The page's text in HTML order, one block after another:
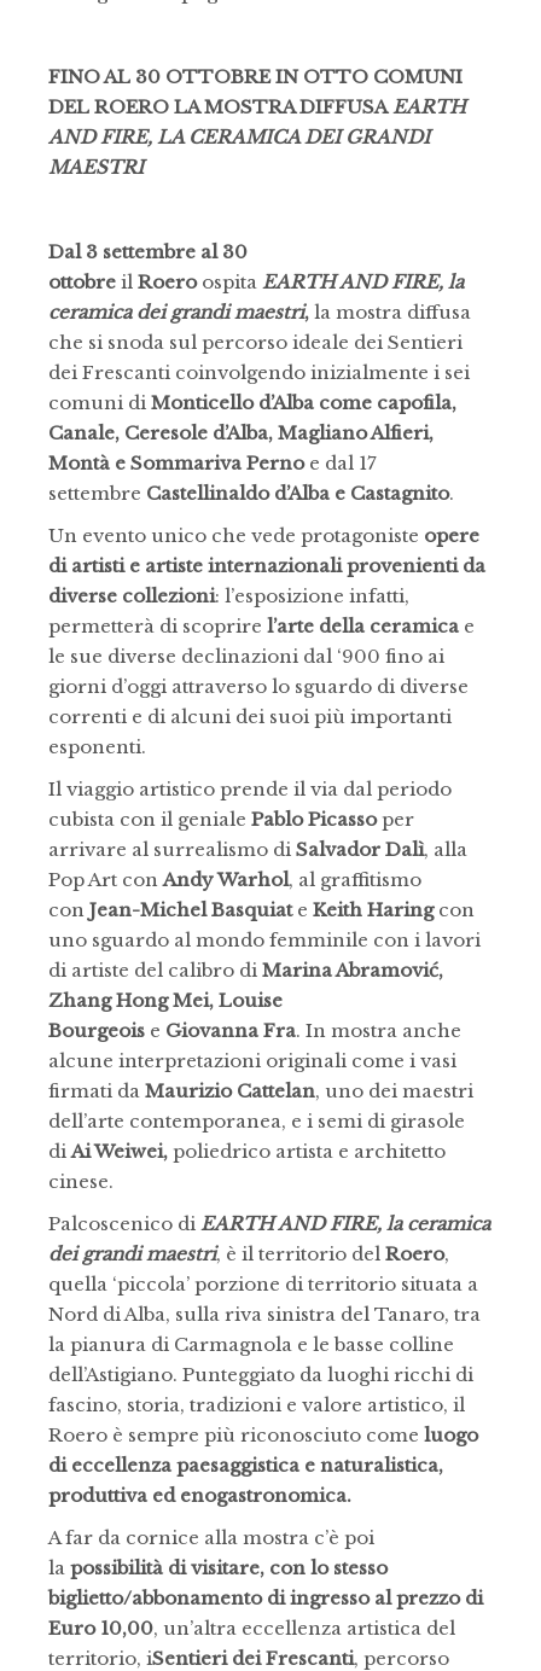
FINO AL 30 OTTOBRE IN OTTO COMUNI
DEL ROERO LA MOSTRA DIFFUSA EARTH
AND FIRE, LA CERAMICA DEI GRANDI
MAESTRI
Dal 3 settembre al 30
ottobre il Roero ospita EARTH AND FIRE, la
ceramica dei grandi maestri, la mostra diffusa
che si snoda sul percorso ideale dei Sentieri
dei Frescanti coinvolgendo inizialmente i sei
comuni di Monticello d’Alba come capofila,
Canale, Ceresole d’Alba, Magliano Alfieri,
Montà e Sommariva Perno e dal 17
settembre Castellinaldo d’Alba e Castagnito.
Un evento unico che vede protagoniste opere
di artisti e artiste internazionali provenienti da
diverse collezioni: l’esposizione infatti,
permetterà di scoprire l’arte della ceramica e
le sue diverse declinazioni dal ‘900 fino ai
giorni d’oggi attraverso lo sguardo di diverse
correnti e di alcuni dei suoi più importanti
esponenti.
Il viaggio artistico prende il via dal periodo
cubista con il geniale Pablo Picassoper
arrivare al surrealismo di Salvador Dalì, alla
Pop Art conAndy Warhol, al graffitismo
con Jean-Michel Basquiat e Keith Haring con
uno sguardo al mondo femminile con i lavori
di artiste del calibro di Marina Abramović,
Zhang Hong Mei, Louise
Bourgeois e Giovanna Fra. In mostra anche
alcune interpretazioni originali come i vasi
firmati da Maurizio Cattelan, uno dei maestri
dell’arte contemporanea, e i semi di girasole
diAi Weiwei, poliedrico artista e architetto
cinese.
Palcoscenico di EARTH AND FIRE, la ceramica
dei grandi maestri, è il territorio del Roero,
quella ‘piccola’ porzione di territorio situata a
Nord di Alba, sulla riva sinistra del Tanaro, tra
la pianura di Carmagnola e le basse colline
dell’Astigiano. Punteggiato da luoghi ricchi di
fascino, storia, tradizioni e valore artistico, il
Roero è sempre più riconosciuto come luogo
di eccellenza paesaggistica e naturalistica,
produttiva ed enogastronomica.
A far da cornice alla mostra c’è poi
la possibilità di visitare, con lo stesso
biglietto/abbonamento di ingresso al prezzo di
Euro 10,00, un’altra eccellenza artistica del
territorio, iSentieri dei Frescanti, percorso